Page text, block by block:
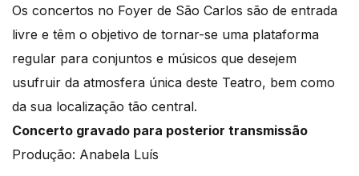
Os concertos no Foyer de São Carlos são de entrada
livre e têm o objetivo de tornar-se uma plataforma
regular para conjuntos e músicos que desejem
usufruir da atmosfera única deste Teatro, bem como
da sua localização tão central.
Concerto gravado para posterior transmissão
Produção: Anabela Luís